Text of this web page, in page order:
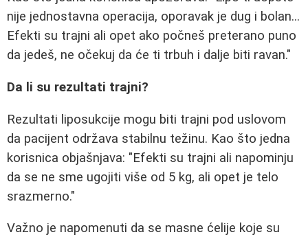
nije jednostavna operacija, oporavak je dug i bolan...
Efekti su trajni ali opet ako počneš preterano puno
da jedeš, ne očekuj da će ti trbuh i dalje biti ravan."
Da li su rezultati trajni?
Rezultati liposukcije mogu biti trajni pod uslovom
da pacijent održava stabilnu težinu. Kao što jedna
korisnica objašnjava: "Efekti su trajni ali napominju
da se ne sme ugojiti više od 5 kg, ali opet je telo
srazmerno."
Važno je napomenuti da se masne ćelije koje su